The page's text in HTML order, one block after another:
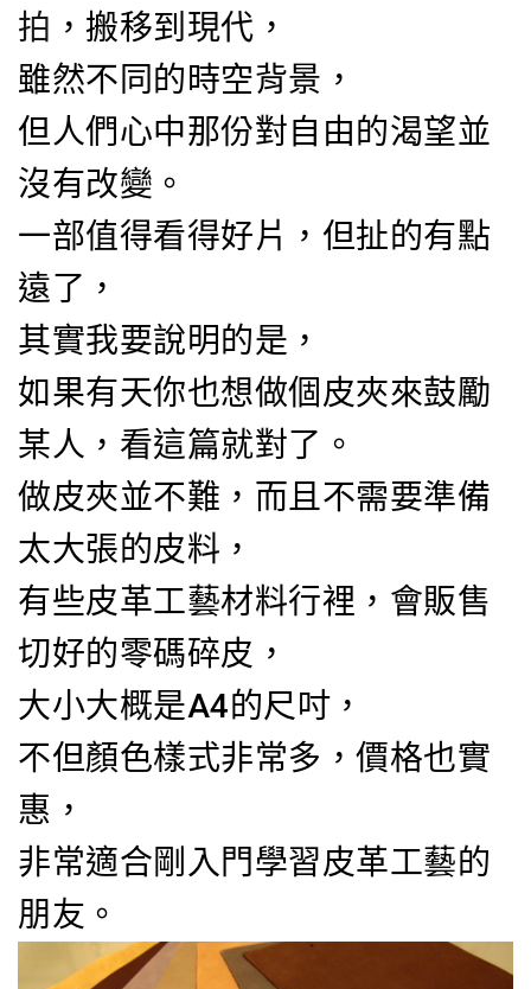
拍 ，搬移到現代，
雖然不同的時空背景，
但人們心中那份對自由的渴望並
沒有改變。
一部值得看得好片，但扯的有點
遠了，
其實我要說明的是，
如果有天你也想做個皮夾來鼓勵
某人，看這篇就對了。
做皮夾並不難，而且不需要準備
太大張的皮料，
有些皮革工藝材料行裡，會販售
切好的零碼碎皮，
大小大概是A4的尺吋，
不但顏色樣式非常多，價格也實
惠，
非常適合剛入門學習皮革工藝的
朋友。